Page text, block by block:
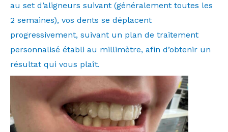
au set d’aligneurs suivant (généralement toutes les
2 semaines), vos dents se déplacent
progressivement, suivant un plan de traitement
personnalisé établi au millimètre, afin d’obtenir un
résultat qui vous plaît.